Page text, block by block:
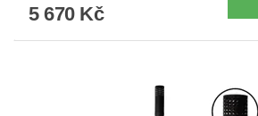
5 670 Kč